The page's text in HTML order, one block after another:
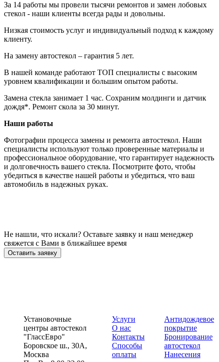
За 14 работы мы провели тысячи ремонтов и замен лобовых
стекол - наши клиенты всегда рады и довольны.
Низкая стоимость услуг и индивидуальный подход к каждому
клиенту.
На замену автостекол – гарантия 5 лет.
В нашей команде работают ТОП специалисты с высоким
уровнем квалификации и большим опытом работы.
Замена стекла занимает 1 час. Сохраним молдинги и датчик
дождя*. Ремонт скола за 30 минут.
Наши работы
Фотографии процесса замены и ремонта автостекол. Наши
специалисты используют только проверенные материалы и
профессиональное оборудование, что гарантирует надежность
и долговечность вашего стекла. Посмотрите фото, чтобы
убедиться в качестве нашей работы и убедиться, что ваш
автомобиль в надежных руках.
Не нашли, что искали? Оставьте заявку и наш менеджер
свяжется с Вами в ближайшее время
Оставить заявку
Установочные
центры автостекол
"ГлассЕвро"
Боровское ш., 30А,
Москва
Услуги
О нас
Контакты
Способы
оплаты
Антидождевое
покрытие
Бронирование
автостекол
Нанесения